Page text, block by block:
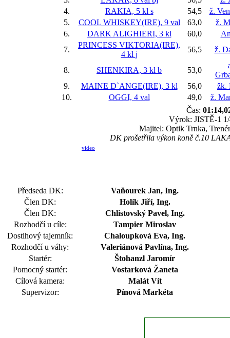
4.
RAKIA, 5 kl s 54,5
ž.
5.
COOL WHISKEY(IRE), 9 val 63,0
ž.
6.
DARK ALIGHIERI, 3 kl 60,0
7.
PRINCESS VIKTORIA(IRE),
4 kl j
56,5 ž.
8. SHENKIRA, 3 kl b 53,0
9.
MAINE D`ANGE(IRE), 3 kl 56,0
žk.
10.
OGGI, 4 val 49,0
ž.
Čas:
Výrok: JISTĚ-1
Majitel: Optik Trnka,
DK prošetřila výkon koně č.10
video
Předseda DK:
Vaňourek Jan, Ing.
Člen DK:
Holík Jiří, Ing.
Člen DK:
Chlistovský Pavel, Ing.
Rozhodčí u cíle:
Tampier Miroslav
Dostihový tajemník:
Chaloupková Eva, Ing.
Rozhodčí u váhy:
Valeriánová Pavlína, Ing.
Startér:
Štohanzl Jaromír
Pomocný startér:
Vostarková Žaneta
Cílová kamera:
Malát Vít
Supervizor:
Pínová Markéta